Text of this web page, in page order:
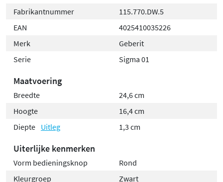
Fabrikantnummer
115.770.DW.5
EAN
4025410035226
Merk
Geberit
Serie
Sigma 01
Maatvoering
Breedte
24,6 cm
Hoogte
16,4 cm
Diepte Uitleg 1,3 cm
Uiterlijke kenmerken
Vorm bedieningsknop
Rond
Kleurgroep
Zwart